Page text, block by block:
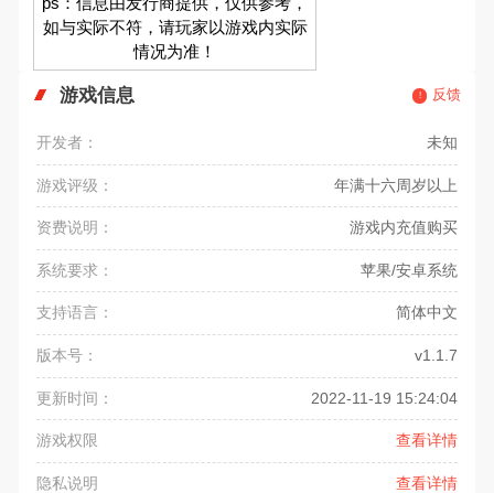
如与实际不符，请玩家以游戏内实际
情况为准！
游戏信息 反馈
开发者： 未知
游戏评级： 年满十六周岁以上
资费说明： 游戏内充值购买
系统要求： 苹果/安卓系统
支持语言： 简体中文
版本号： v1.1.7
更新时间： 2022-11-19 15:24:04
游戏权限 查看详情
隐私说明 查看详情